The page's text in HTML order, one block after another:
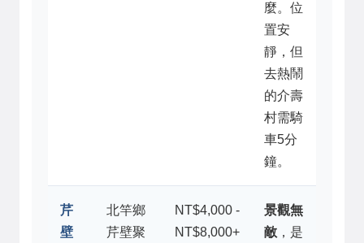
麼。位
置安
靜，但
去熱鬧
的介壽
村需騎
車5分
鐘。
芹
壁
北竿鄉
芹壁聚
NT$4,000 -
NT$8,000+
景觀無
敵 ，是